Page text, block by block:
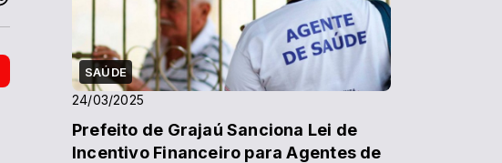
SAÚDE
24/03/2025
Prefeito de Grajaú Sanciona Lei de
Incentivo Financeiro para Agentes de